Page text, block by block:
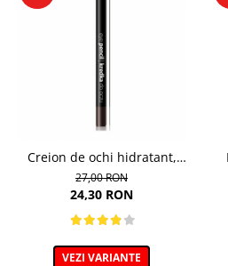
Creion de ochi hidratant,
Dark Chocolate - 5g
27,00 RON
24,30 RON
VEZI VARIANTE